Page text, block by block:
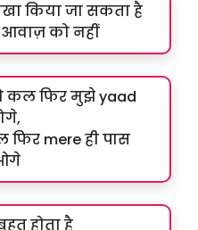
किया जा सकता है
को नहीं
कल फिर मुझे yaad
mere ही पास
होता है